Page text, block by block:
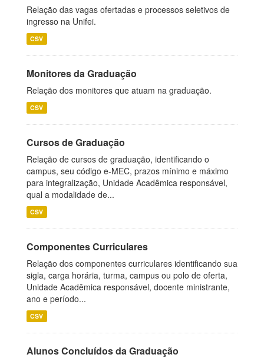
Relação das vagas ofertadas e processos seletivos de
ingresso na Unifei.
CSV
Monitores da Graduação
Relação dos monitores que atuam na graduação.
CSV
Cursos de Graduação
Relação de cursos de graduação, identificando o
campus, seu código e-MEC, prazos mínimo e máximo
para integralização, Unidade Acadêmica responsável,
qual a modalidade de...
CSV
Componentes Curriculares
Relação dos componentes curriculares identificando sua
sigla, carga horária, turma, campus ou polo de oferta,
Unidade Acadêmica responsável, docente ministrante,
ano e período...
CSV
Alunos Concluídos da Graduação